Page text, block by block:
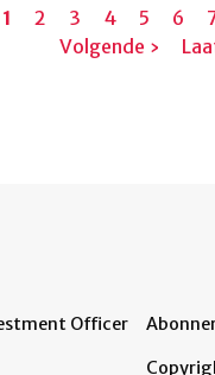
Huidige
pagina
1 Pagina
2 Pagina
3 Pagina
4 Pagina
5 6
Volgende ›
Officer